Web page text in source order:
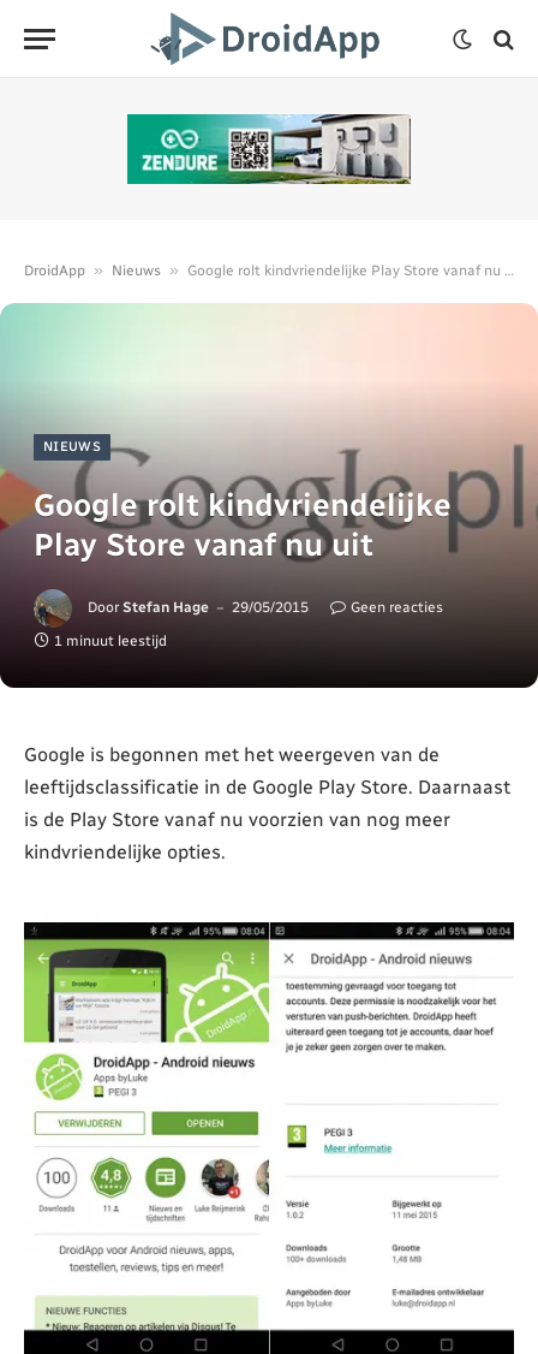
DroidApp » Nieuws » Google rolt kindvriendelijke Play Store vanaf nu uit
NIEUWS
Google rolt kindvriendelijke
Play Store vanaf nu uit
Door Stefan Hage 29/05/2015
Geen reacties
1 minuut leestijd
Google is begonnen met het weergeven van de
leeftijdsclassificatie in de Google Play Store. Daarnaast
is de Play Store vanaf nu voorzien van nog meer
kindvriendelijke opties.